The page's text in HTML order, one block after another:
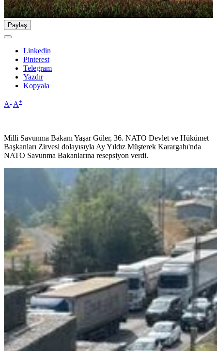
Paylaş
Linkedin
Pinterest
Telegram
Yazdır
Kopyala
A- A+
Milli Savunma Bakanı Yaşar Güler, 36. NATO Devlet ve Hükümet
Başkanları Zirvesi dolayısıyla Ay Yıldız Müşterek Karargahı'nda
NATO Savunma Bakanlarına resepsiyon verdi.